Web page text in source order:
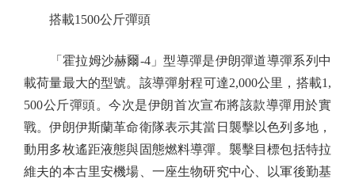
搭載1500公斤彈頭
「霍拉姆沙赫爾-4」型導彈是伊朗彈道導彈系列中
載荷量最大的型號。該導彈射程可達2,000公里，搭載1,
500公斤彈頭。今次是伊朗首次宣布將該款導彈用於實
戰。伊朗伊斯蘭革命衛隊表示其當日襲擊以色列多地，
動用多枚遙距液態與固態燃料導彈。襲擊目標包括特拉
維夫的本古里安機場、一座生物研究中心、以軍後勤基